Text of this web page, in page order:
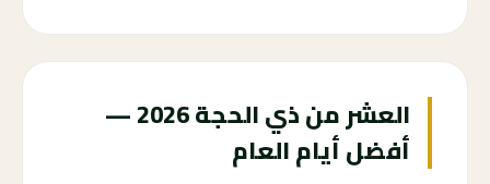
العشر من ذي الحجة 2026 —
أفضل أيام العام